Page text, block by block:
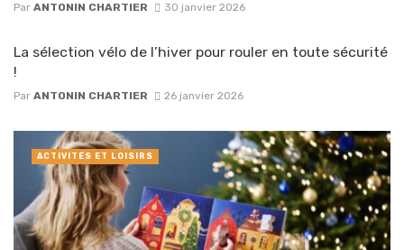
Par ANTONIN CHARTIER 30 janvier 2026
La sélection vélo de l’hiver pour rouler en toute sécurité
!
Par ANTONIN CHARTIER 26 janvier 2026
ACTIVITÉS ET LOISIRS